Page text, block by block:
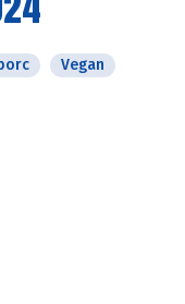
Vegan